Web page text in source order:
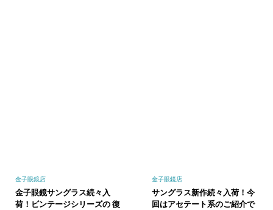
金子眼鏡店
金子眼鏡サングラス続々入
荷！ビンテージシリーズの 復
金子眼鏡店
サングラス新作続々入荷！今
回はアセテート系のご紹介で